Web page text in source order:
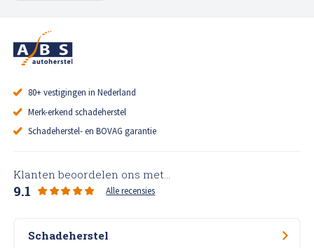
80+ vestigingen in Nederland
Merk-erkend schadeherstel
Schadeherstel- en BOVAG garantie
Klanten beoordelen ons met...
9.1 Alle recensies
Schadeherstel